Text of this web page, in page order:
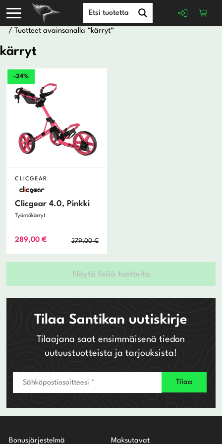
/ Tuotteet avainsanalla “kärryt”
kärryt
-24%
CLICGEAR
Clicgear 4.0, Pinkki
Työntökärryt
379,00€Alkuperäinen
oli:
379,00 €.
289,00€
Nykyinen
on:
289,00 €.
Näytä lisää tuotteita
Tilaa Santikan uutiskirje
Tilaajana saat ensimmäisenä tiedon
uutuustuotteista ja tarjouksista!
Bonusjärjestelmä Maksutavat